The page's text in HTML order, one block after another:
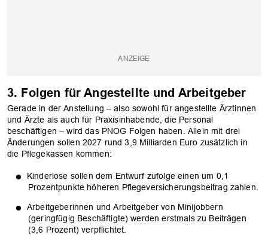
OK
3. Folgen für Angestellte und Arbeitgeber
Gerade in der Anstellung – also sowohl für angestellte Ärztinnen
und Ärzte als auch für Praxisinhabende, die Personal
beschäftigen – wird das PNOG Folgen haben. Allein mit drei
Änderungen sollen 2027 rund 3,9 Milliarden Euro zusätzlich in
die Pflegekassen kommen:
Kinderlose sollen dem Entwurf zufolge einen um 0,1
Prozentpunkte höheren Pflegeversicherungsbeitrag zahlen.
Arbeitgeberinnen und Arbeitgeber von Minijobbern
(geringfügig Beschäftigte) werden erstmals zu Beiträgen
(3,6 Prozent) verpflichtet.